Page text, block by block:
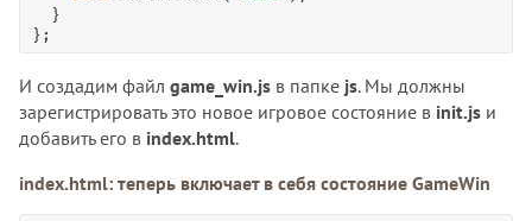
  }
};
И создадим файл game_win.js в папке js. Мы должны
зарегистрировать это новое игровое состояние в init.js и
добавить его в index.html.
index.html: теперь включает в себя состояние GameWin